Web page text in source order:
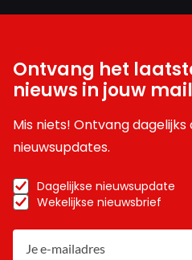
Ontvang het
nieuws in jouw
Mis niets! Ontvang
nieuwsupdates.
Dagelijkse nieuwsupdate
Wekelijkse nieuwsbrief